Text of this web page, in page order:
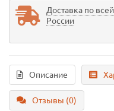
Доставка по всей
России
Описание
Отзывы (0)